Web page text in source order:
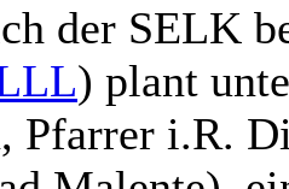
der SELK
) plant
Pfarrer i.R.